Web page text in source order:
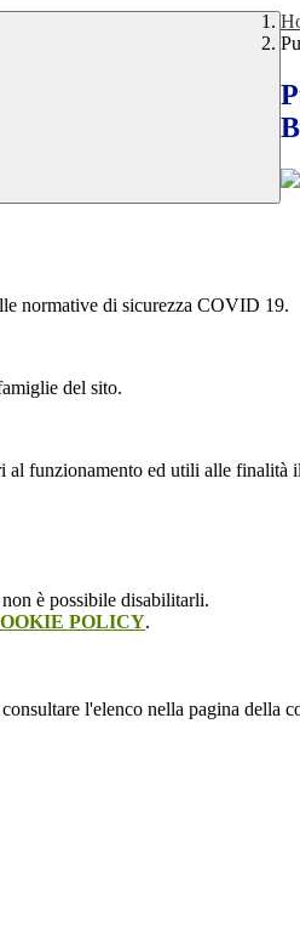
normative di sicurezza COVID 19.
del sito.
al funzionamento ed utili alle finalità
è possibile disabilitarli.
POLICY.
l'elenco nella pagina della